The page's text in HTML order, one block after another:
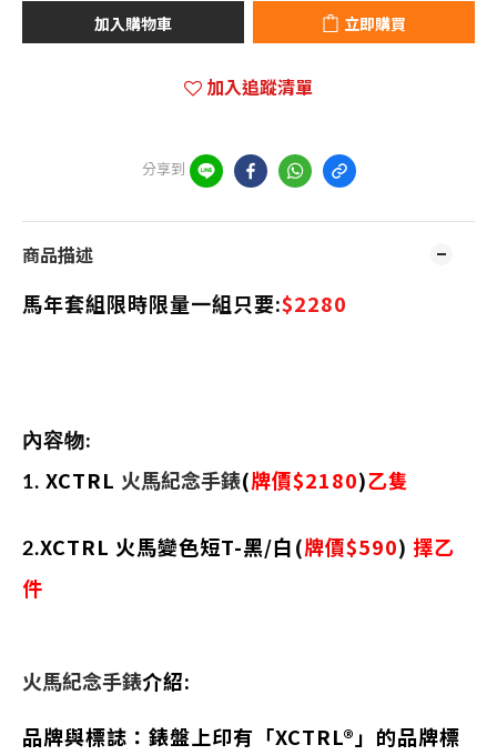
加入購物車 立即購買
加入追蹤清單
分享到
商品描述
馬年套組限時限量一組只要:$2280
內容物:
1. XCTRL 火馬紀念手錶(牌價$2180)乙隻
2.XCTRL 火馬變色短T-黑/白(牌價$590) 擇乙
件
火馬紀念手錶介紹:
品牌與標誌 ：錶盤上印有「XCTRL®」的品牌標